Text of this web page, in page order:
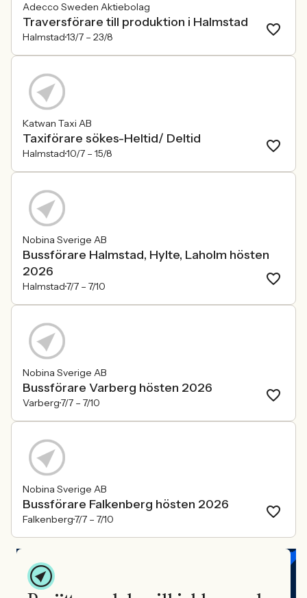
Adecco Sweden Aktiebolag
Traversförare till produktion i Halmstad
Halmstad13/7 – 23/8
Katwan Taxi AB
Taxiförare sökes-Heltid/ Deltid
Halmstad10/7 – 15/8
Nobina Sverige AB
Bussförare Halmstad, Hylte, Laholm hösten
2026
Halmstad7/7 – 7/10
Nobina Sverige AB
Bussförare Varberg hösten 2026
Varberg7/7 – 7/10
Nobina Sverige AB
Bussförare Falkenberg hösten 2026
Falkenberg7/7 – 7/10